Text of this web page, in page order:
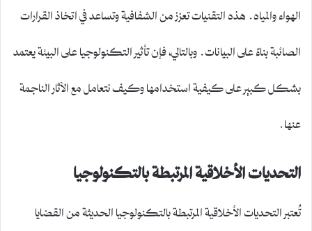
الهواء والمياه. هذه التقنيات تعزز من الشفافية وتساعد في اتخاذ القرارات
الصائبة بناءً على البيانات. وبالتالي، فإن تأثير التكنولوجيا على البيئة يعتمد
بشكل كبير على كيفية استخدامها وكيف نتعامل مع الآثار الناجمة
عنها.
التحديات الأخلاقية المرتبطة بالتكنولوجيا
تُعتبر التحديات الأخلاقية المرتبطة بالتكنولوجيا الحديثة من القضايا